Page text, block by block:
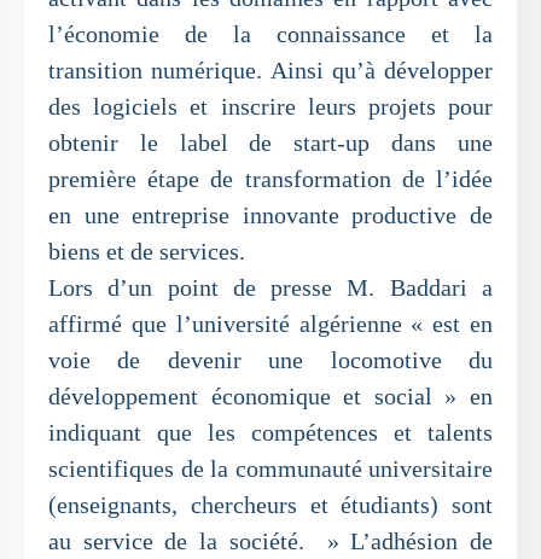
l’économie de la connaissance et la
transition numérique. Ainsi qu’à développer
des logiciels et inscrire leurs projets pour
obtenir le label de start-up dans une
première étape de transformation de l’idée
en une entreprise innovante productive de
biens et de services.
Lors d’un point de presse M. Baddari a
affirmé que l’université algérienne « est en
voie de devenir une locomotive du
développement économique et social » en
indiquant que les compétences et talents
scientifiques de la communauté universitaire
(enseignants, chercheurs et étudiants) sont
au service de la société. » L’adhésion de